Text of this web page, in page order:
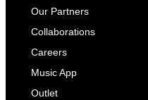
Our Partners
Collaborations
Careers
Music App
Outlet